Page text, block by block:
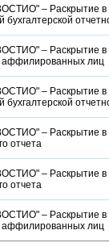
– Раскрытие в
бухгалтерской
– Раскрытие в
аффилированных
– Раскрытие в
бухгалтерской
– Раскрытие в
отчета
– Раскрытие в
отчета
– Раскрытие в
аффилированных